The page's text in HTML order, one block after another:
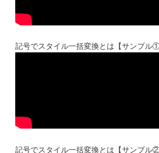
記号でスタイル一括変換とは【サンプル①
記号でスタイル一括変換とは【サンプル②